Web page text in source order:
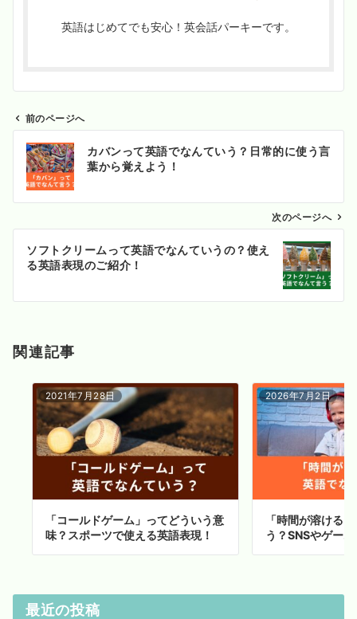
英語はじめてでも安心！英会話パーキーです。
ビ
ン
前のページへ
カバンって英語でなんていう？日常的に使う言
葉から覚えよう！
次のページへ
ソフトクリームって英語でなんていうの？使え
る英語表現のご紹介！
関連記事
2021年7月28日
「コールドゲーム」ってどういう意
味？スポーツで使える英語表現！
2026年7月2日
「時間が溶ける
う？SNSやゲー
最近の投稿